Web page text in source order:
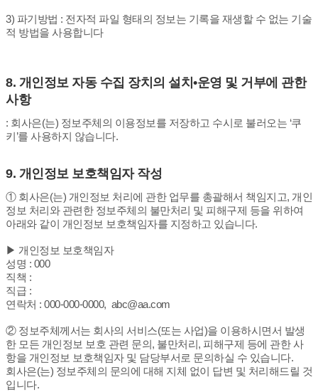
3) 파기방법 : 전자적 파일 형태의 정보는 기록을 재생할 수 없는 기술
적 방법을 사용합니다
8. 개인정보 자동 수집 장치의 설치•운영 및 거부에 관한
사항
: 회사은(는) 정보주체의 이용정보를 저장하고 수시로 불러오는 ‘쿠
키’를 사용하지 않습니다.
9. 개인정보 보호책임자 작성
① 회사은(는) 개인정보 처리에 관한 업무를 총괄해서 책임지고, 개인
정보 처리와 관련한 정보주체의 불만처리 및 피해구제 등을 위하여
아래와 같이 개인정보 보호책임자를 지정하고 있습니다.
▶ 개인정보 보호책임자
성명 : 000
직책 :
직급 :
연락처 : 000-000-0000, abc@aa.com
② 정보주체께서는 회사의 서비스(또는 사업)을 이용하시면서 발생
한 모든 개인정보 보호 관련 문의, 불만처리, 피해구제 등에 관한 사
항을 개인정보 보호책임자 및 담당부서로 문의하실 수 있습니다.
회사은(는) 정보주체의 문의에 대해 지체 없이 답변 및 처리해드릴 것
입니다.